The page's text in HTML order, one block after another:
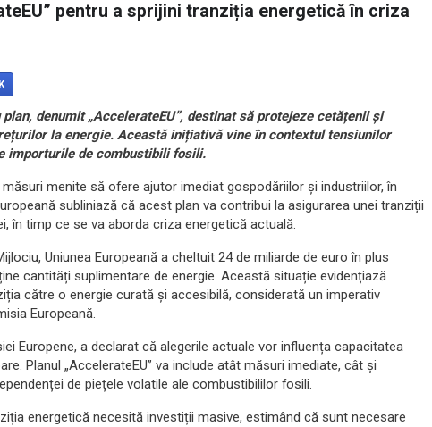
pentru a sprijini tranziția energetică în criza
denumit „AccelerateEU”, destinat să protejeze cetățenii și
la energie. Această inițiativă vine în contextul tensiunilor
importurile de combustibili fosili.
măsuri menite să ofere ajutor imediat gospodăriilor și industriilor, în
subliniază că acest plan va contribui la asigurarea unei tranziții
în timp ce se va aborda criza energetică actuală.
Uniunea Europeană a cheltuit 24 de miliarde de euro în plus
cantități suplimentare de energie. Această situație evidențiază
către o energie curată și accesibilă, considerată un imperativ
Europeană.
Europene, a declarat că alegerile actuale vor influența capacitatea
Planul „AccelerateEU” va include atât măsuri imediate, cât și
de piețele volatile ale combustibililor fosili.
energetică necesită investiții masive, estimând că sunt necesare